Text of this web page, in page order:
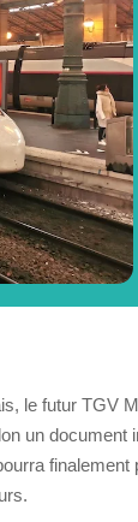
le futur TGV M
un document
finalement
.